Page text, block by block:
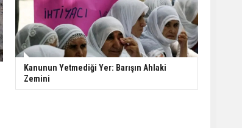
Kanunun Yetmediği Yer: Barışın Ahlaki
Zemini